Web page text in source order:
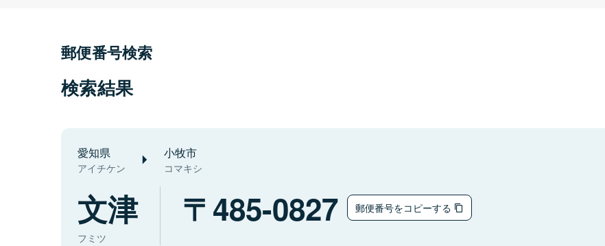
郵便番号検索
検索結果
愛知県
アイチケン
小牧市
コマキシ
文津
フミツ
485-0827 郵便番号をコピーする